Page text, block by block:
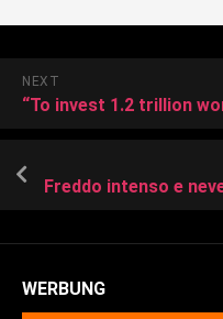
NEXT
WERBUNG